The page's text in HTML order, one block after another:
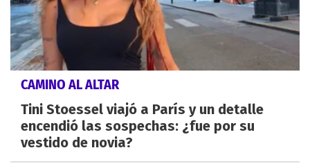
CAMINO AL ALTAR
Tini Stoessel viajó a París y un detalle
encendió las sospechas: ¿fue por su
vestido de novia?